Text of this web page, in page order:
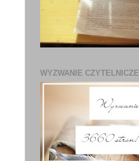
WYZWANIE CZYTELNICZE